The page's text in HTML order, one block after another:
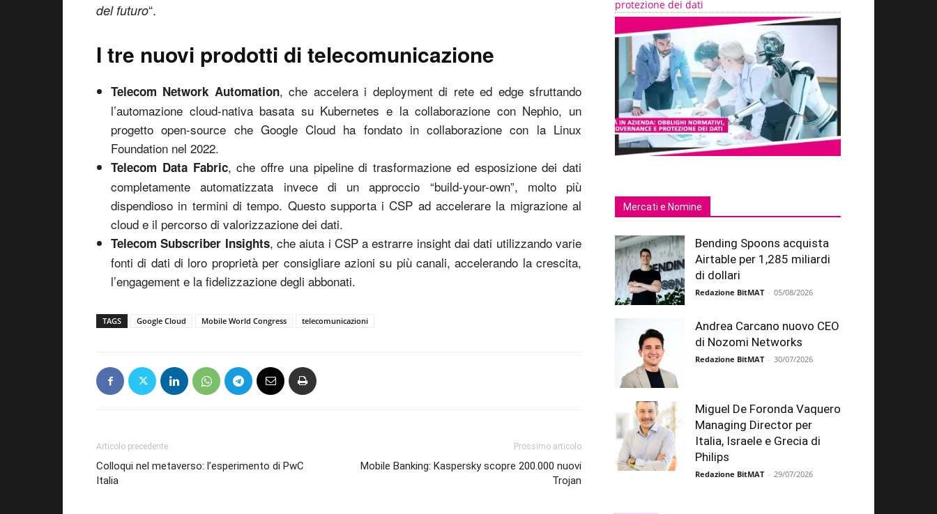
del futuro“.
I tre nuovi prodotti di telecomunicazione
Telecom Network Automation, che accelera i deployment di rete ed edge sfruttando
l’automazione cloud-nativa basata su Kubernetes e la collaborazione con Nephio, un
progetto open-source che Google Cloud ha fondato in collaborazione con la Linux
Foundation nel 2022.
Telecom Data Fabric, che offre una pipeline di trasformazione ed esposizione dei dati
completamente automatizzata invece di un approccio “build-your-own”, molto più
dispendioso in termini di tempo. Questo supporta i CSP ad accelerare la migrazione al
cloud e il percorso di valorizzazione dei dati.
Telecom Subscriber Insights, che aiuta i CSP a estrarre insight dai dati utilizzando varie
fonti di dati di loro proprietà per consigliare azioni su più canali, accelerando la crescita,
l’engagement e la fidelizzazione degli abbonati.
TAGS Google Cloud Mobile World Congress telecomunicazioni
Articolo precedente
Colloqui nel metaverso: l’esperimento di PwC
Italia
Prossimo articolo
Mobile Banking: Kaspersky scopre 200.000 nuovi
Trojan
protezione dei dati
Mercati e Nomine
Bending Spoons acquista
Airtable per 1,285 miliardi
di dollari
Redazione BitMAT - 05/08/2026
Andrea Carcano nuovo CEO
di Nozomi Networks
Redazione BitMAT - 30/07/2026
Miguel De Foronda Vaquero
Managing Director per
Italia, Israele e Grecia di
Philips
Redazione BitMAT - 29/07/2026